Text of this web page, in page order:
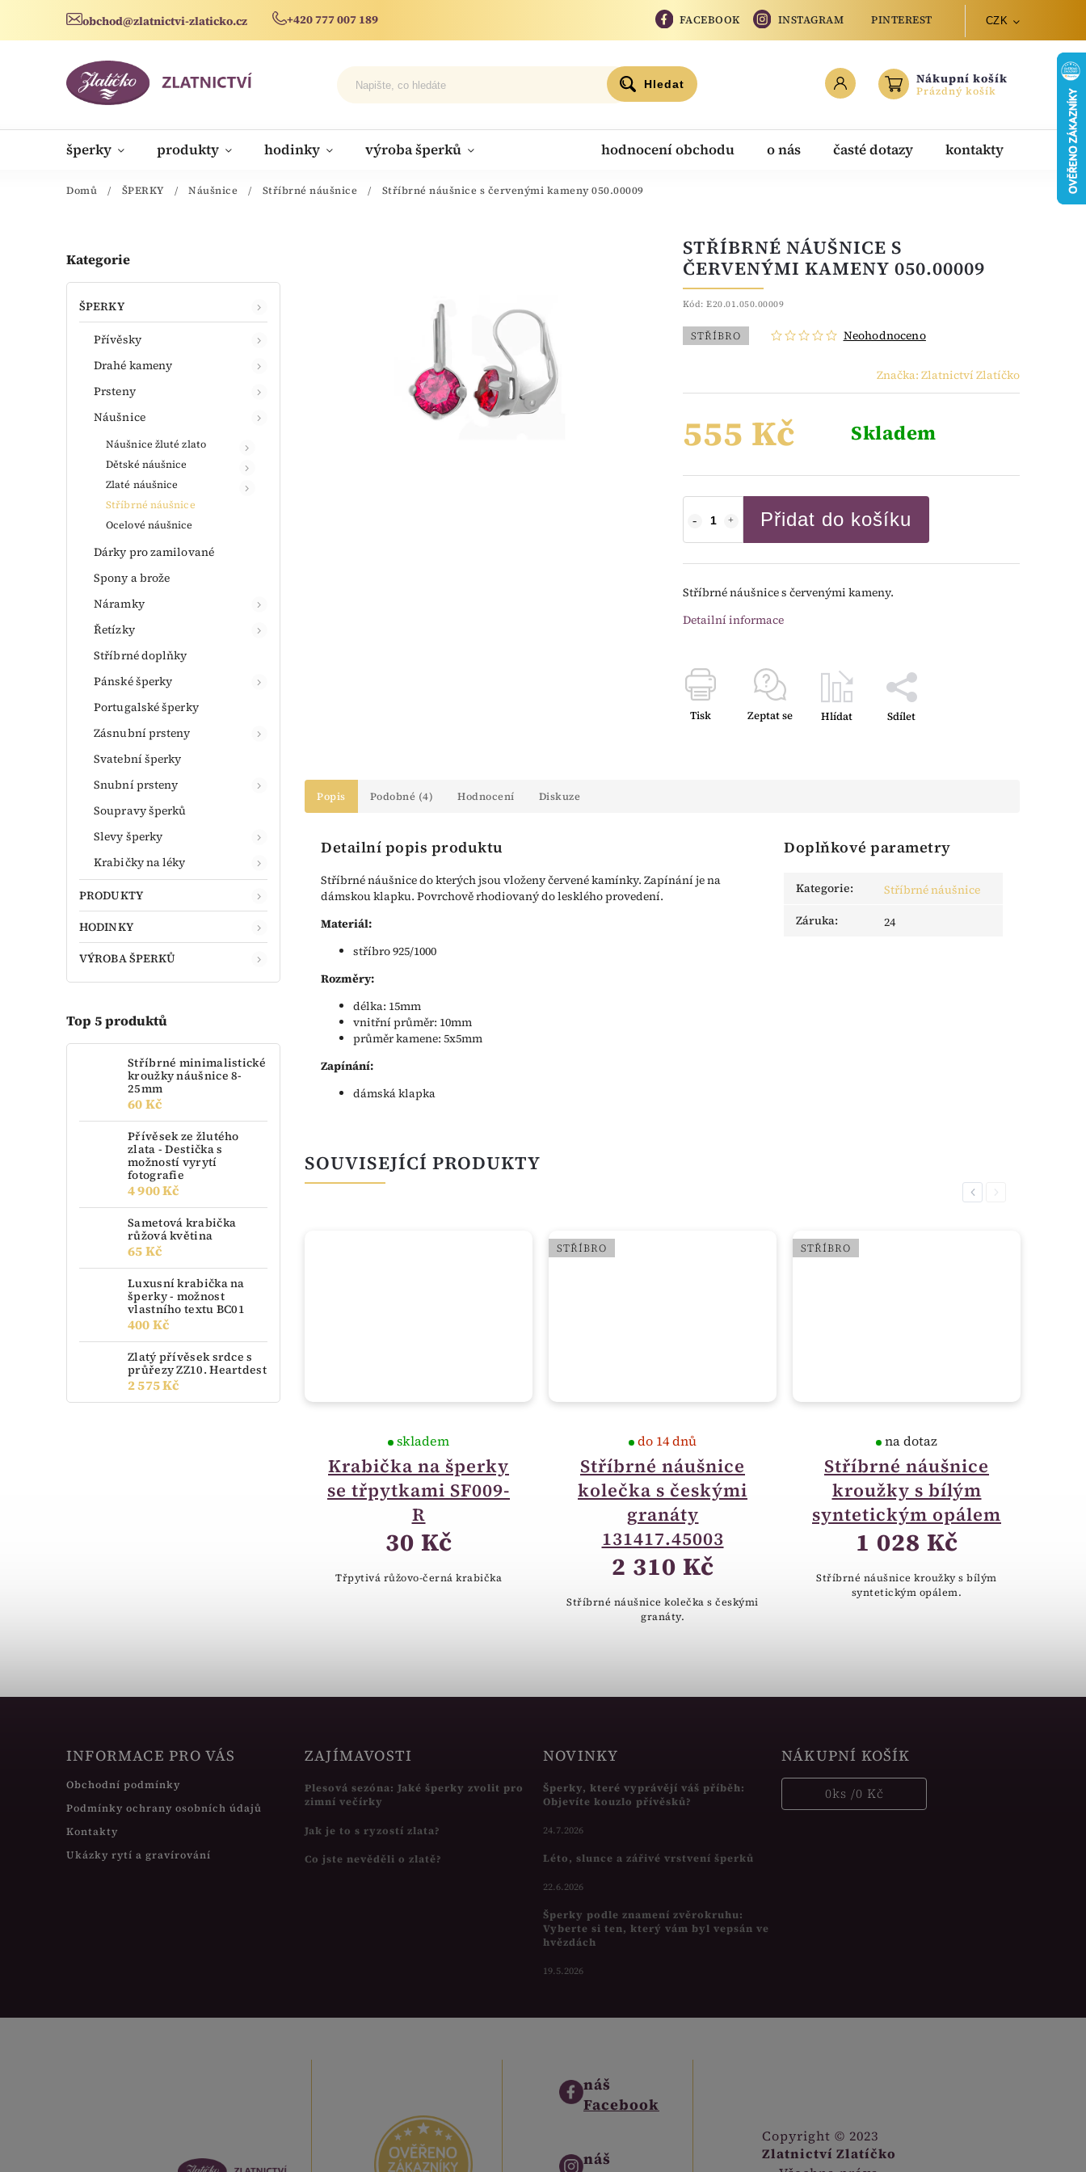
obchod@zlatnictvi-zlaticko.cz +420 777 007 189 FACEBOOK INSTAGRAM PINTEREST CZK
Hledat Nákupní košík
Prázdný košík
šperky produkty hodinky výroba šperků hodnocení obchodu o nás časté dotazy kontakty
novinky
Domů / ŠPERKY / Náušnice / Stříbrné náušnice / Stříbrné náušnice s červenými kameny 050.00009
Kategorie
ŠPERKY
Přívěsky
Drahé kameny
Prsteny
Náušnice
Náušnice žluté zlato
Dětské náušnice
Zlaté náušnice
Stříbrné náušnice
Ocelové náušnice
Dárky pro zamilované
Spony a brože
Náramky
Řetízky
Stříbrné doplňky
Pánské šperky
Portugalské šperky
Zásnubní prsteny
Svatební šperky
Snubní prsteny
Soupravy šperků
Slevy šperky
Krabičky na léky
PRODUKTY
HODINKY
VÝROBA ŠPERKŮ
Top 5 produktů
Stříbrné minimalistické
kroužky náušnice 8-
25mm
60 Kč
Přívěsek ze žlutého
zlata - Destička s
možností vyrytí
fotografie
4 900 Kč
Sametová krabička
růžová květina
65 Kč
Luxusní krabička na
šperky - možnost
vlastního textu BC01
400 Kč
Zlatý přívěsek srdce s
průřezy ZZ10. Heartdest
2 575 Kč
STŘÍBRNÉ NÁUŠNICE S
ČERVENÝMI KAMENY 050.00009
Kód: E20.01.050.00009
STŘÍBRO Neohodnoceno
Značka: Zlatnictví Zlatíčko
555 Kč Skladem
Přidat do košíku
Stříbrné náušnice s červenými kameny.
Detailní informace
Tisk Zeptat se Hlídat Sdílet
Popis Podobné (4) Hodnocení Diskuze
Detailní popis produktu
Stříbrné náušnice do kterých jsou vloženy červené kamínky. Zapínání je na
dámskou klapku. Povrchově rhodiovaný do lesklého provedení.
Materiál:
stříbro 925/1000
Rozměry:
délka: 15mm
vnitřní průměr: 10mm
průměr kamene: 5x5mm
Zapínání:
dámská klapka
Doplňkové parametry
Kategorie:
Stříbrné náušnice
Záruka: 24
SOUVISEJÍCÍ PRODUKTY
Previous
Krabička na šperky
se třpytkami SF009-
R
skladem
30 Kč
Třpytivá růžovo-černá krabička
STŘÍBRO
Stříbrné náušnice
kolečka s českými
granáty
131417.45003
do 14 dnů
2 310 Kč
Stříbrné náušnice kolečka s českými
granáty.
STŘÍBRO
Stříbrné náušnice
kroužky s bílým
syntetickým opálem
na dotaz
1 028 Kč
Stříbrné náušnice kroužky s bílým
syntetickým opálem.
Next
INFORMACE PRO VÁS
Obchodní podmínky
Podmínky ochrany osobních údajů
Kontakty
Ukázky rytí a gravírování
ZAJÍMAVOSTI
Plesová sezóna: Jaké šperky zvolit pro
zimní večírky
Jak je to s ryzostí zlata?
Co jste nevěděli o zlatě?
NOVINKY
Šperky, které vyprávějí váš příběh:
Objevíte kouzlo přívěsků?
24.7.2026
Léto, slunce a zářivé vrstvení šperků
22.6.2026
Šperky podle znamení zvěrokruhu:
Vyberte si ten, který vám byl vepsán ve
hvězdách
19.5.2026
NÁKUPNÍ KOŠÍK
0ks /0 Kč
náš
Facebook
náš
Copyright © 2023
Zlatnictví Zlatíčko